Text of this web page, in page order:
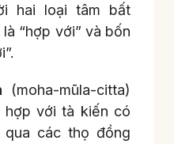
hai loại tâm bất
“hợp với” và bốn
(moha-mūla-citta)
hợp với tà kiến có
các thọ đồng